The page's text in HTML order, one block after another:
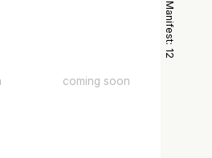
coming soon
Manifest:
12